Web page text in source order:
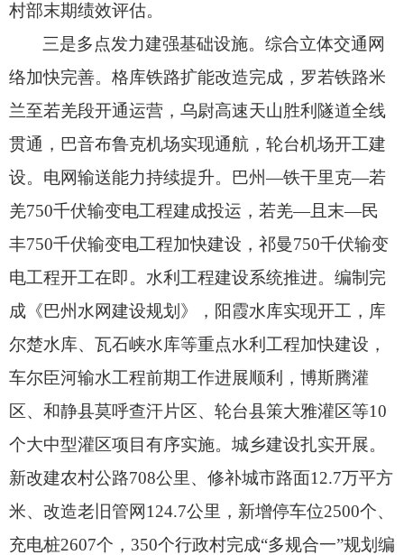
村部末期绩效评估。
三是多点发力建强基础设施。综合立体交通网
络加快完善。 格库铁路扩能改造完成， 罗若铁路米
兰至若羌段开通运营， 乌尉高速天山胜利隧道全线
贯通， 巴音布鲁克机场实现通航， 轮台机场开工建
设。 电网输送能力持续提升。
巴州—铁干里克—若
羌750千伏输变电工程建成投运， 若羌—且末—民
丰750千伏输变电工程加快建设， 祁曼750千伏输变
电工程开工在即。 水利工程建设系统推进。 编制完
成《巴州水网建设规划》， 阳霞水库实现开工， 库
尔楚水库、 瓦石峡水库等重点水利工程加快建设，
车尔臣河输水工程前期工作进展顺利， 博斯腾灌
区、 和静县莫呼查汗片区、 轮台县策大雅灌区等10
个大中型灌区项目有序实施。 城乡建设扎实开展。
新改建农村公路708公里、 修补城市路面12.7万平方
米、 改造老旧管网124.7公里， 新增停车位2500个、
充电桩2607个， 350个行政村完成“多规合一”规划编